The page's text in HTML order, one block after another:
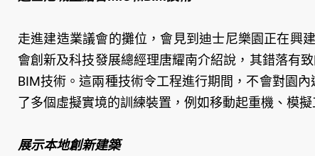
走進建造業議會的攤位，會見到迪士尼樂園正在興
會創新及科技發展總經理唐耀南介紹說，其錯落有
BIM技術。這兩種技術令工程進行期間，不會對園
了多個虛擬實境的訓練裝置，例如移動起重機、模
展示本地創新建築